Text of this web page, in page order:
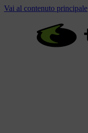
Vai al contenuto principale